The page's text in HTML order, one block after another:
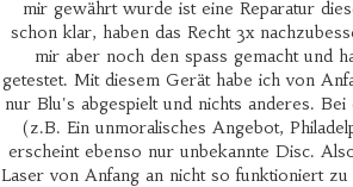
mir gewährt wurde ist eine Reparatur
schon klar, haben das Recht 3x
mir aber noch den spass gemacht und
getestet. Mit diesem Gerät habe ich von
nur Blu's abgespielt und nichts anderes.
(z.B. Ein unmoralisches Angebot,
erscheint ebenso nur unbekannte Disc.
Laser von Anfang an nicht so funktioniert